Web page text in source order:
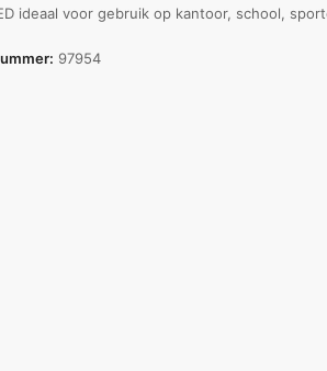
ideaal voor gebruik op kantoor, school,
97954